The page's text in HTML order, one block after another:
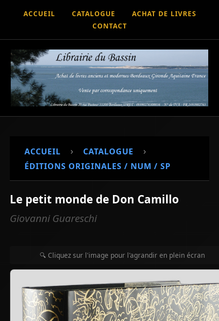
ACCUEIL CATALOGUE
ACHAT DE LIVRES
CONTACT
ACCUEIL › CATALOGUE ›
ÉDITIONS ORIGINALES / NUM / SP
Le petit monde de Don Camillo
Giovanni Guareschi
🔍 Cliquez sur l'image pour l'agrandir en plein écran